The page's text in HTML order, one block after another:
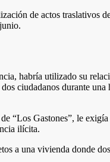
de actos traslativos
habría utilizado su
ciudadanos durante
Gastones”, le
ilícita.
a una vivienda donde